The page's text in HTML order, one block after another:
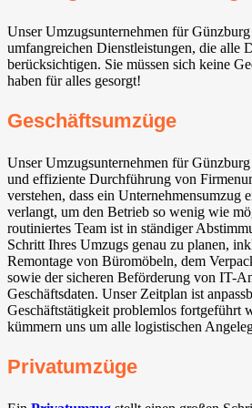
Unser Umzugsunternehmen für
umfangreichen Dienstleistungen, die alle
berücksichtigen. Sie müssen sich keine
haben für alles gesorgt!
Geschäftsumzüge
Unser Umzugsunternehmen für
und effiziente Durchführung von
verstehen, dass ein Unternehmensumzug
verlangt, um den Betrieb so wenig wie
routiniertes Team ist in ständiger
Schritt Ihres Umzugs genau zu planen,
Remontage von Büromöbeln, dem
sowie der sicheren Beförderung von IT-
Geschäftsdaten. Unser Zeitplan ist
Geschäftstätigkeit problemlos fortgeführt
kümmern uns um alle logistischen
Privatumzüge